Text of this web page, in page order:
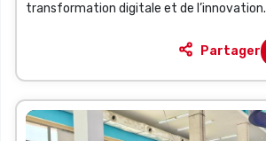
transformation digitale et de l’innovation.
Partager